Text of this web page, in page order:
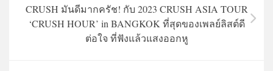
CRUSH มันดีมากครัช! กับ 2023 CRUSH ASIA TOUR
‘CRUSH HOUR’ in BANGKOK ที่สุดของเพลย์ลิสต์ดี
ต่อใจ ที่ฟังแล้วแสงออกหู